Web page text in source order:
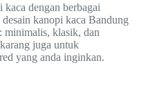
dengan berbagai
kanopi kaca Bandung
minimalis, klasik, dan
juga untuk
yang anda inginkan.